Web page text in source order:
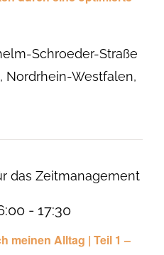
Schroeder-Straße
Nordrhein-Westfalen,
meinen Alltag | Teil 1 –
- 17:30